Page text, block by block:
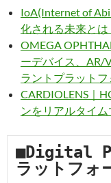
IoA(Internet of
化される未来とは
OMEGA
ーデバイス、AR/
ラントプラット
CARDIOLENS｜
ンをリアルタイ
■Digital
ラットフォ